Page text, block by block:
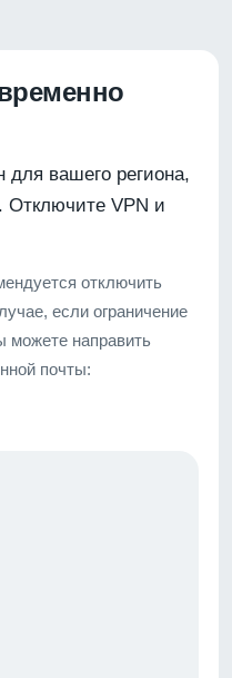
для вашего региона,
Отключите VPN и
отключить
если ограничение
можете направить
почты: